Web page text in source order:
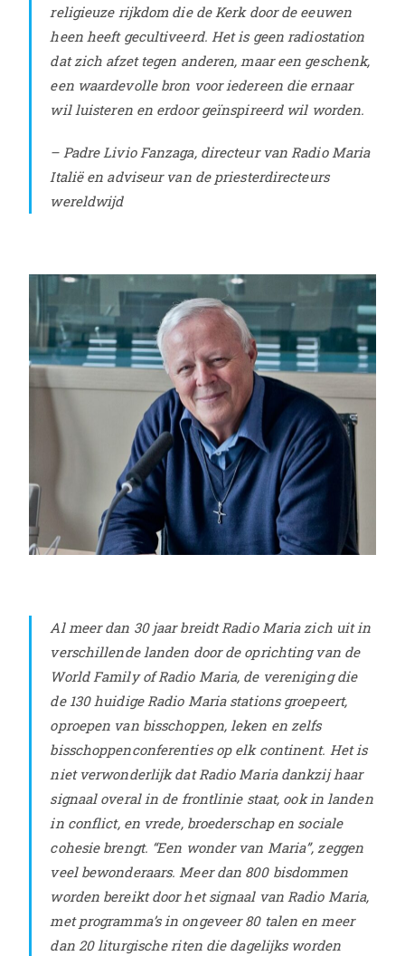
religieuze rijkdom die de Kerk door de eeuwen
heen heeft gecultiveerd. Het is geen radiostation
dat zich afzet tegen anderen, maar een geschenk,
een waardevolle bron voor iedereen die ernaar
wil luisteren en erdoor geïnspireerd wil worden.
– Padre Livio Fanzaga, directeur van Radio Maria
Italië en adviseur van de priesterdirecteurs
wereldwijd
Al meer dan 30 jaar breidt Radio Maria zich uit in
verschillende landen door de oprichting van de
World Family of Radio Maria, de vereniging die
de 130 huidige Radio Maria stations groepeert,
oproepen van bisschoppen, leken en zelfs
bisschoppenconferenties op elk continent. Het is
niet verwonderlijk dat Radio Maria dankzij haar
signaal overal in de frontlinie staat, ook in landen
in conflict, en vrede, broederschap en sociale
cohesie brengt. “Een wonder van Maria”, zeggen
veel bewonderaars. Meer dan 800 bisdommen
worden bereikt door het signaal van Radio Maria,
met programma’s in ongeveer 80 talen en meer
dan 20 liturgische riten die dagelijks worden